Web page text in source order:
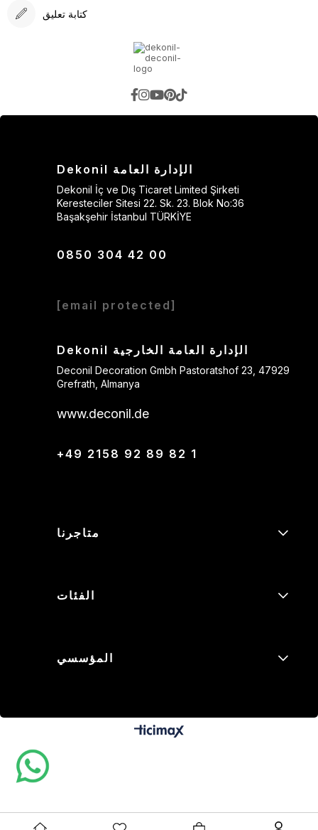
كتابة تعليق
Dekonil الإدارة العامة
Dekonil İç ve Dış Ticaret Limited Şirketi
Keresteciler Sitesi 22. Sk. 23. Blok No:36
Başakşehir İstanbul TÜRKİYE
0850 304 42 00
[email protected]
Dekonil الإدارة العامة الخارجية
Deconil Decoration Gmbh Pastoratshof 23, 47929
Grefrath, Almanya
www.deconil.de
+49 2158 92 89 82 1
متاجرنا
الفئات
المؤسسي